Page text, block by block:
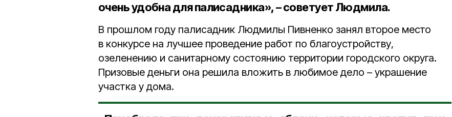
очень удобна для палисадника», – советует Людмила.
В прошлом году палисадник Людмилы Пивненко занял второе место
в конкурсе на лучшее проведение работ по благоустройству,
озеленению и санитарному состоянию территории городского округа.
Призовые деньги она решила вложить в любимое дело – украшение
участка у дома.